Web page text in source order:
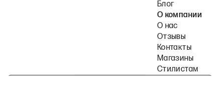
Блог
О компании
О нас
Отзывы
Контакты
Магазины
Стилистам